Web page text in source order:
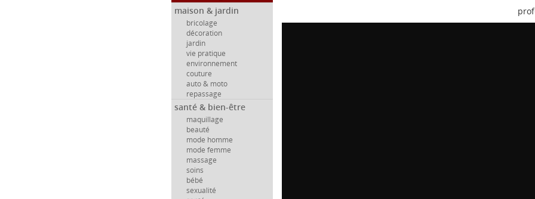
maison & jardin
bricolage
décoration
jardin
vie pratique
environnement
couture
auto & moto
repassage
santé & bien-être
maquillage
beauté
mode homme
mode femme
massage
soins
bébé
sexualité